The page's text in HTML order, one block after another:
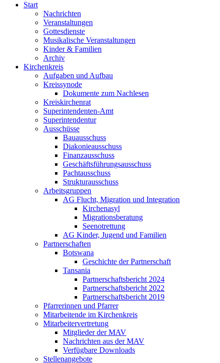
Start
Nachrichten
Veranstaltungen
Gottesdienste
Musikalische Veranstaltungen
Kinder & Familien
Archiv
Kirchenkreis
Aufgaben und Aufbau
Kreissynode
Dokumente zum Nachlesen
Kreiskirchenrat
Superintendenten-Amt
Superintendentur
Ausschüsse
Bauausschuss
Diakonieausschuss
Finanzausschuss
Geschäftsführungsausschuss
Pachtausschuss
Strukturausschuss
Arbeitsgruppen
AG Flucht, Migration und Integration
Kirchenasyl
Migrationsberatung
Seenotrettung
AG Kinder, Jugend und Familien
Partnerschaften
Botswana
Geschichte der Partnerschaft
Tansania
Partnerschaftsbericht 2024
Partnerschaftsbericht 2022
Partnerschaftsbericht 2019
Pfarrerinnen und Pfarrer
Mitarbeitende im Kirchenkreis
Mitarbeitervertretung
Mitglieder der MAV
Nachrichten aus der MAV
Verfügbare Downloads
Stellenangebote